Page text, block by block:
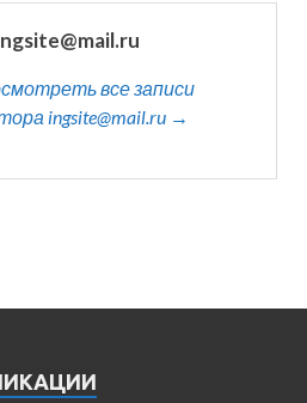
все записи
ingsite@mail.ru →